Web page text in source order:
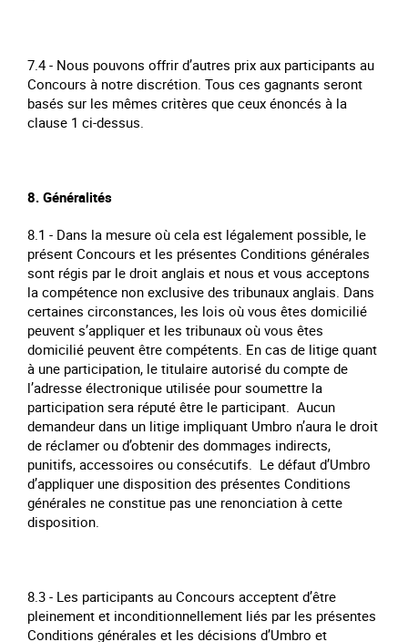
7.4 - Nous pouvons offrir d’autres prix aux participants au
Concours à notre discrétion. Tous ces gagnants seront
basés sur les mêmes critères que ceux énoncés à la
clause 1 ci-dessus.
8. Généralités
8.1 - Dans la mesure où cela est légalement possible, le
présent Concours et les présentes Conditions générales
sont régis par le droit anglais et nous et vous acceptons
la compétence non exclusive des tribunaux anglais. Dans
certaines circonstances, les lois où vous êtes domicilié
peuvent s’appliquer et les tribunaux où vous êtes
domicilié peuvent être compétents. En cas de litige quant
à une participation, le titulaire autorisé du compte de
l’adresse électronique utilisée pour soumettre la
participation sera réputé être le participant. Aucun
demandeur dans un litige impliquant Umbro n’aura le droit
de réclamer ou d’obtenir des dommages indirects,
punitifs, accessoires ou consécutifs. Le défaut d’Umbro
d’appliquer une disposition des présentes Conditions
générales ne constitue pas une renonciation à cette
disposition.
8.3 - Les participants au Concours acceptent d’être
pleinement et inconditionnellement liés par les présentes
Conditions générales et les décisions d’Umbro et